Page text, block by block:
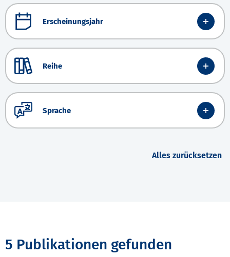
Erscheinungsjahr
Reihe
Sprache
Alles zurücksetzen
5 Publikationen gefunden